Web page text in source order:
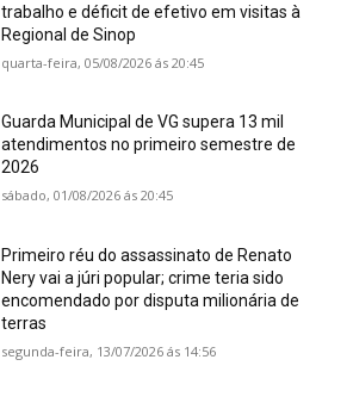
trabalho e déficit de efetivo em visitas à
Regional de Sinop
quarta-feira, 05/08/2026 ás 20:45
Guarda Municipal de VG supera 13 mil
atendimentos no primeiro semestre de
2026
sábado, 01/08/2026 ás 20:45
Primeiro réu do assassinato de Renato
Nery vai a júri popular; crime teria sido
encomendado por disputa milionária de
terras
segunda-feira, 13/07/2026 ás 14:56